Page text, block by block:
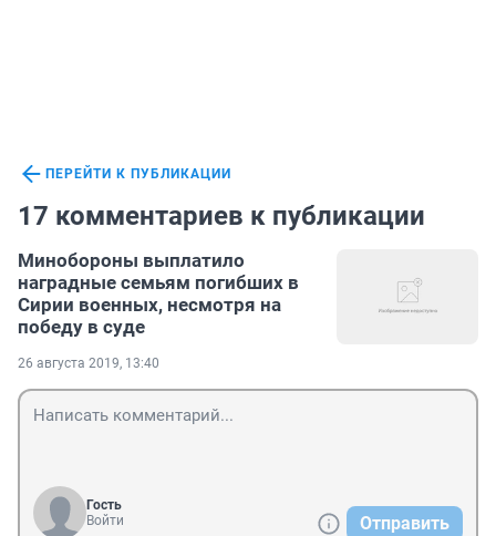
ПЕРЕЙТИ К ПУБЛИКАЦИИ
17 комментариев к публикации
Минобороны выплатило
наградные семьям погибших в
Сирии военных, несмотря на
победу в суде
26 августа 2019, 13:40
Гость
Войти
Отправить